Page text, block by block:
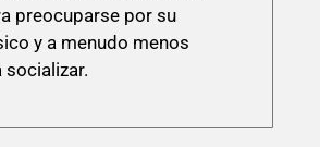
preocuparse por su
y a menudo menos